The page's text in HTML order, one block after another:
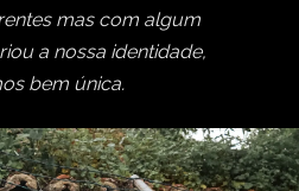
mas com algum
a nossa identidade,
bem única.